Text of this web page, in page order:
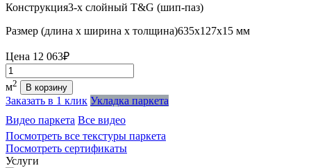
Конструкция3-х слойный T&G (шип-паз)
Размер (длина х ширина х толщина)635х127х15 мм
Цена 12 063₽
Количество
м2 В корзину
Заказать в 1 клик Укладка паркета
Видео паркета Все видео
Посмотреть все текстуры паркета
Посмотреть сертификаты
Услуги